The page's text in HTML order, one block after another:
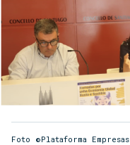
Foto ©Plataforma